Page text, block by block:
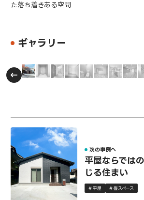
た落ち着きある空間
ギャラリー
次の事例へ
平屋ならでは
じる住まい
平屋 畳スペース